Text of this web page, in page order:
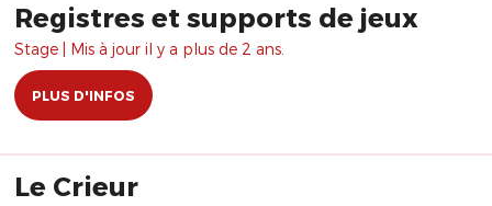
Registres et supports de jeux
Stage | Mis à jour il y a plus de 2 ans.
PLUS D'INFOS
Le Crieur